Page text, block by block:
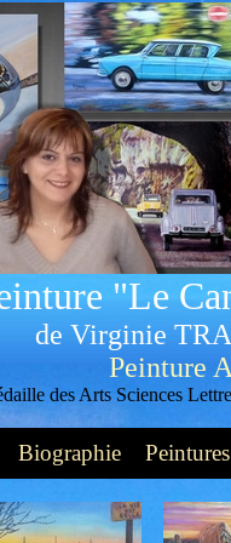
"Le
de Virginie
Peinture
des Arts Sciences
Biographie Peintures